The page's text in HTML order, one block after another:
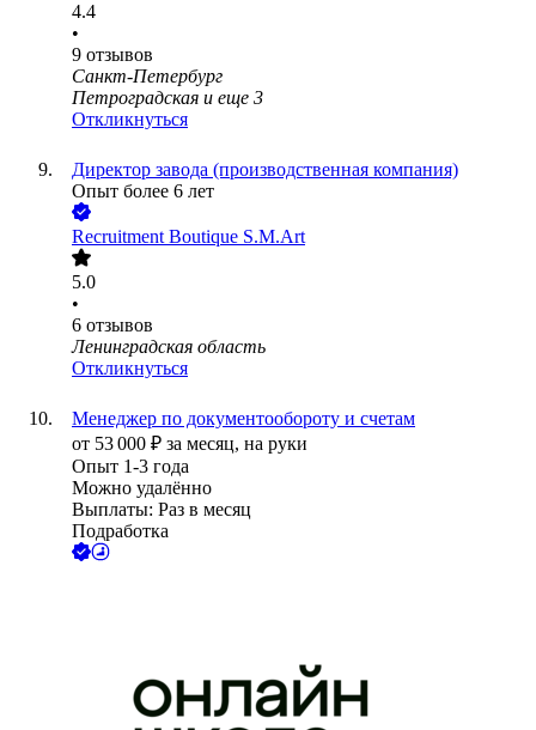
4.4
•
9 отзывов
Санкт-Петербург
Петроградская и еще 3
Откликнуться
Директор завода (производственная компания)
Опыт более 6 лет
Recruitment Boutique S.M.Art
5.0
•
6 отзывов
Ленинградская область
Откликнуться
Менеджер по документообороту и счетам
от 53 000 ₽ за месяц, на руки
Опыт 1-3 года
Можно удалённо
Выплаты: Раз в месяц
Подработка